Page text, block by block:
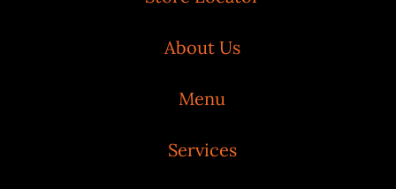
About Us
Menu
Services